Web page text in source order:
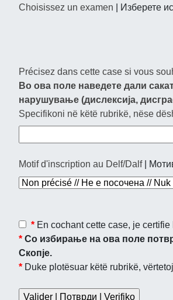
Choisissez un examen | Изберете
Précisez dans cette case si vous
Во ова поле наведете дали
нарушување (дислексија,
Specifikoni në këtë rubrikë, nëse
Motif d'inscription au Delf/Dalf|
* En cochant cette case, je
* Со избирање на ова поле
Скопје.
* Duke plotësuar këtë rubrikë,